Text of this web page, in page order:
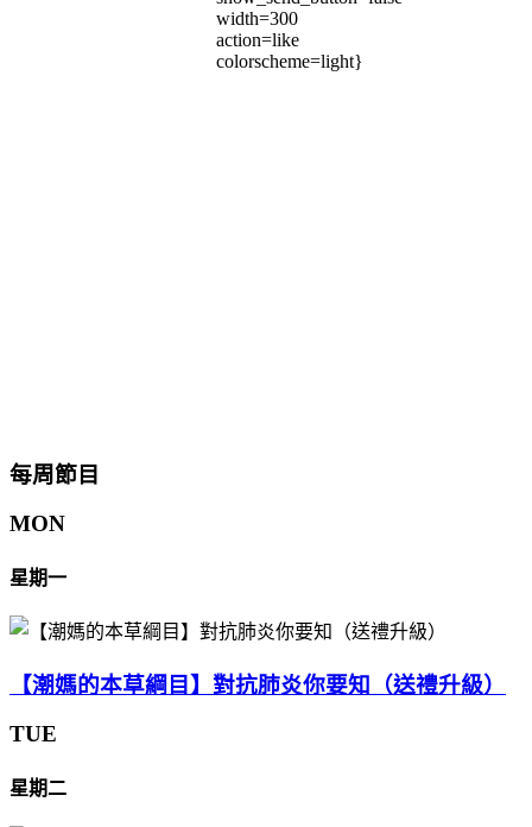
width=300
action=like
colorscheme=light}
每周節目
MON
星期一
【潮媽的本草綱目】對抗肺炎你要知（送禮升級）
TUE
星期二